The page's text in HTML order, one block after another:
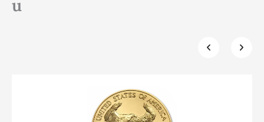
u
Klik hier